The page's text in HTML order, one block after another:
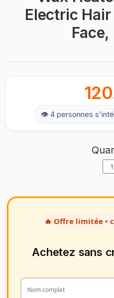
Electric
👁 4 personnes
🔥 Offre limitée •
Achetez sans